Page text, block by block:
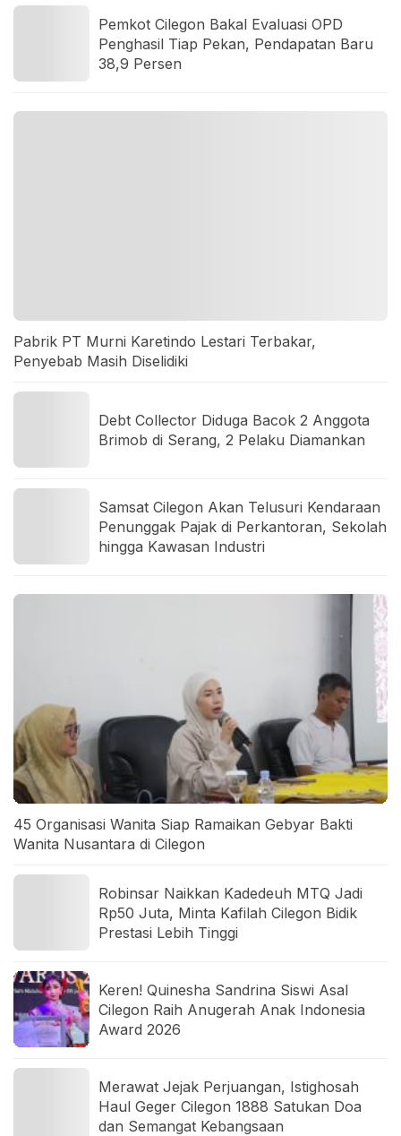
Pemkot Cilegon Bakal Evaluasi OPD
Penghasil Tiap Pekan, Pendapatan Baru
38,9 Persen
Pabrik PT Murni Karetindo Lestari Terbakar,
Penyebab Masih Diselidiki
Debt Collector Diduga Bacok 2 Anggota
Brimob di Serang, 2 Pelaku Diamankan
Samsat Cilegon Akan Telusuri Kendaraan
Penunggak Pajak di Perkantoran, Sekolah
hingga Kawasan Industri
45 Organisasi Wanita Siap Ramaikan Gebyar Bakti
Wanita Nusantara di Cilegon
Robinsar Naikkan Kadedeuh MTQ Jadi
Rp50 Juta, Minta Kafilah Cilegon Bidik
Prestasi Lebih Tinggi
Keren! Quinesha Sandrina Siswi Asal
Cilegon Raih Anugerah Anak Indonesia
Award 2026
Merawat Jejak Perjuangan, Istighosah
Haul Geger Cilegon 1888 Satukan Doa
dan Semangat Kebangsaan